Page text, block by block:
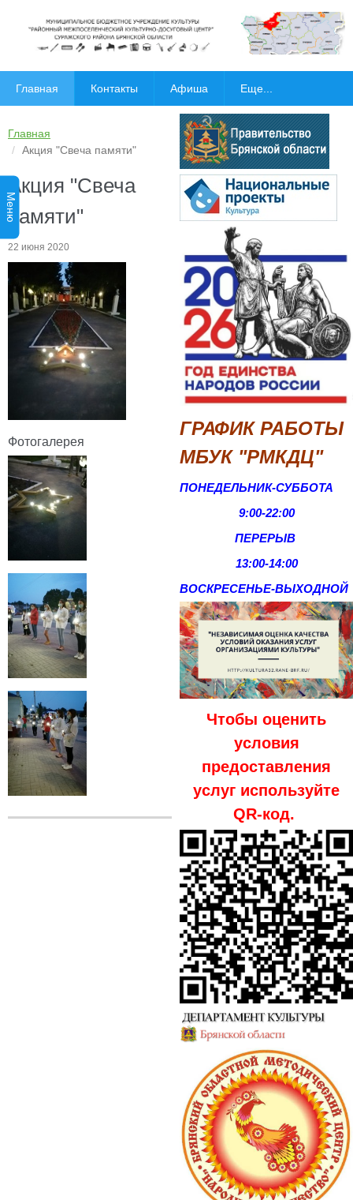
Главная Контакты Афиша Еще...
Меню
ГРАФИК РАБОТЫ
МБУК "РМКДЦ"
ПОНЕДЕЛЬНИК-СУББОТА
9:00-22:00
ПЕРЕРЫВ
13:00-14:00
ВОСКРЕСЕНЬЕ-ВЫХОДНОЙ
Чтобы оценить
условия
предоставления
услуг используйте
QR-код.
Главная
Акция "Свеча памяти"
Акция "Свеча
памяти"
22 июня 2020
Фотогалерея